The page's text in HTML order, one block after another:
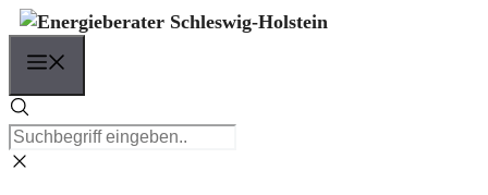
Zum
Inhalt
springen